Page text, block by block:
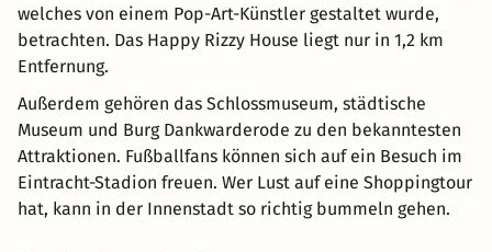
welches von einem Pop-Art-Künstler gestaltet wurde,
betrachten. Das Happy Rizzy House liegt nur in 1,2 km
Entfernung.
Außerdem gehören das Schlossmuseum, städtische
Museum und Burg Dankwarderode zu den bekanntesten
Attraktionen. Fußballfans können sich auf ein Besuch im
Eintracht-Stadion freuen. Wer Lust auf eine Shoppingtour
hat, kann in der Innenstadt so richtig bummeln gehen.